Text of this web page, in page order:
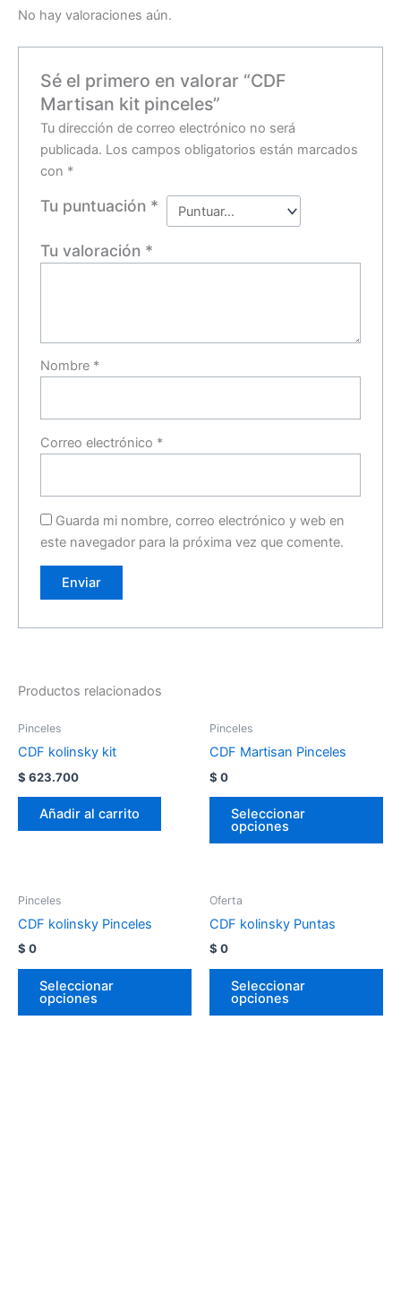
No hay valoraciones aún.
Sé el primero en valorar “CDF
Martisan kit pinceles”
Tu dirección de correo electrónico no será
publicada. Los campos obligatorios están marcados
con *
Tu puntuación *
Tu valoración *
Nombre *
Correo electrónico *
Guarda mi nombre, correo electrónico y web en
este navegador para la próxima vez que comente.
Productos relacionados
Pinceles
CDF kolinsky kit
$ 623.700
Añadir al carrito
Pinceles
CDF Martisan Pinceles
$ 0
Seleccionar
opciones
Pinceles
CDF kolinsky Pinceles
$ 0
Seleccionar
opciones
Oferta
CDF kolinsky Puntas
$ 0
Seleccionar
opciones